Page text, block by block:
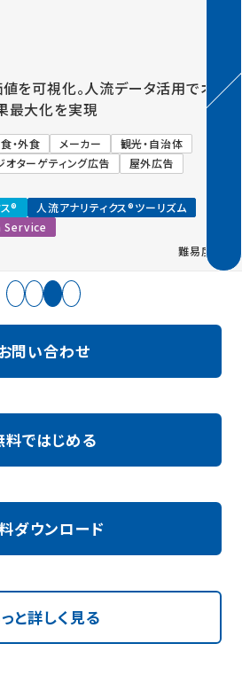
可視化。人流データ活用でオン
化を実現
食 メーカー
観光・自治体
ゲティング広告
屋外広告
人流アナリティクス®ツーリズム
難易度：低
問い合わせ
料ではじめる
ダウンロード
と詳しく見る